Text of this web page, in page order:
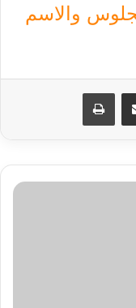
والاسم
مشاركة عبر البريد طباعة